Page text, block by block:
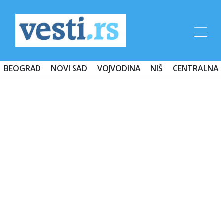
BEOGRAD NOVI SAD VOJVODINA NIŠ CENTRALNA